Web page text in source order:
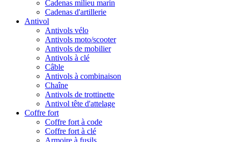
Cadenas milieu marin
Cadenas d'artillerie
Antivol
Antivols vélo
Antivols moto/scooter
Antivols de mobilier
Antivols à clé
Câble
Antivols à combinaison
Chaîne
Antivols de trottinette
Antivol tête d'attelage
Coffre fort
Coffre fort à code
Coffre fort à clé
Armoire à fusils